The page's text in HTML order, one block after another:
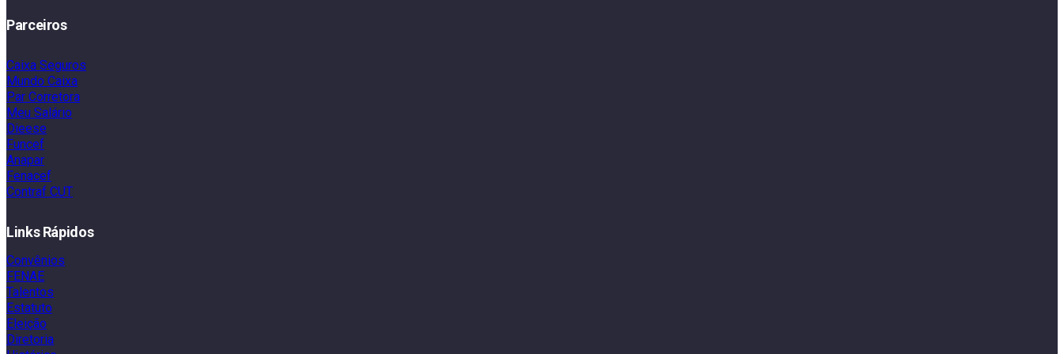
Parceiros
Caixa Seguros
Mundo Caixa
Par Corretora
Meu Salário
Dieese
Funcef
Anapar
Fenacef
Contraf CUT
Links Rápidos
Convênios
FENAE
Talentos
Estatuto
Eleição
Diretoria